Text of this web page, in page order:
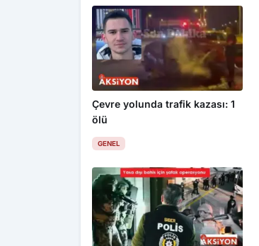
Çevre yolunda trafik kazası: 1
ölü
GENEL